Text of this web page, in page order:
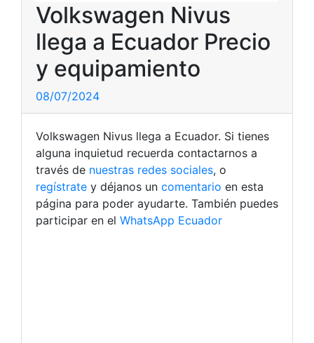
Volkswagen Nivus
llega a Ecuador Precio
y equipamiento
08/07/2024
Volkswagen Nivus llega a Ecuador. Si tienes
alguna inquietud recuerda contactarnos a
través de nuestras redes sociales, o
regístrate y déjanos un comentario en esta
página para poder ayudarte. También puedes
participar en el WhatsApp Ecuador